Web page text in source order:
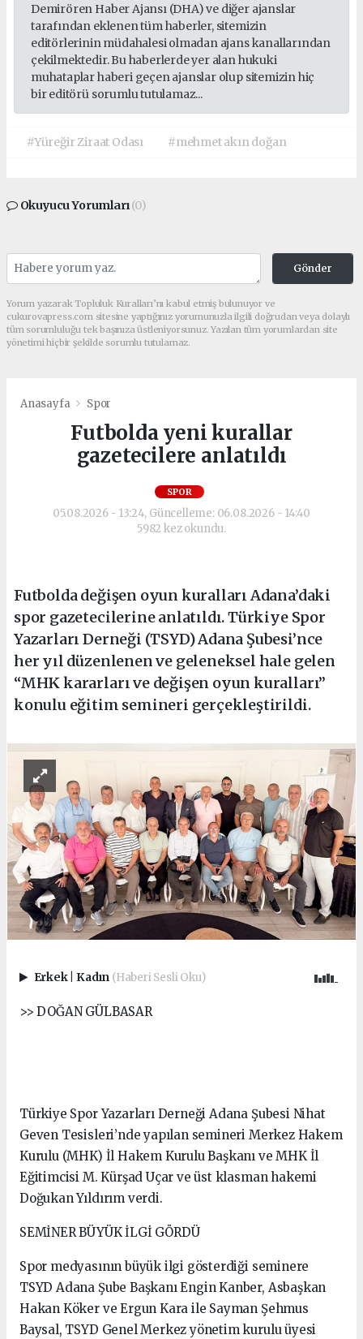
Demirören Haber Ajansı (DHA) ve diğer ajanslar
tarafından eklenen tüm haberler, sitemizin
editörlerinin müdahalesi olmadan ajans kanallarından
çekilmektedir. Bu haberlerde yer alan hukuki
muhataplar haberi geçen ajanslar olup sitemizin hiç
bir editörü sorumlu tutulamaz...
#Yüreğir Ziraat Odası #mehmet akın doğan
Okuyucu Yorumları(0)
Gönder
Yorum yazarak Topluluk Kuralları’nı kabul etmiş bulunuyor ve
cukurovapress.com sitesine yaptığınız yorumunuzla ilgili doğrudan veya dolaylı
tüm sorumluluğu tek başınıza üstleniyorsunuz. Yazılan tüm yorumlardan site
yönetimi hiçbir şekilde sorumlu tutulamaz.
Anasayfa Spor
Futbolda yeni kurallar
gazetecilere anlatıldı
SPOR
05.08.2026 - 13:24, Güncelleme: 06.08.2026 - 14:40
5982 kez okundu.
Futbolda değişen oyun kuralları Adana’daki
spor gazetecilerine anlatıldı. Türkiye Spor
Yazarları Derneği (TSYD) Adana Şubesi’nce
her yıl düzenlenen ve geleneksel hale gelen
“MHK kararları ve değişen oyun kuralları”
konulu eğitim semineri gerçekleştirildi.
Erkek Kadın (Haberi Sesli Oku)
>> DOĞAN GÜLBASAR
Türkiye Spor Yazarları Derneği Adana Şubesi Nihat
Geven Tesisleri’nde yapılan semineri Merkez Hakem
Kurulu (MHK) İl Hakem Kurulu Başkanı ve MHK İl
Eğitimcisi M. Kürşad Uçar ve üst klasman hakemi
Doğukan Yıldırım verdi.
SEMİNER BÜYÜK İLGİ GÖRDÜ
Spor medyasının büyük ilgi gösterdiği seminere
TSYD Adana Şube Başkanı Engin Kanber, Asbaşkan
Hakan Köker ve Ergun Kara ile Sayman Şehmus
Baysal, TSYD Genel Merkez yönetim kurulu üyesi